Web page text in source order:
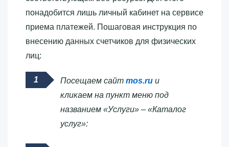
понадобится лишь личный кабинет на сервисе
приема платежей. Пошаговая инструкция по
внесению данных счетчиков для физических
лиц:
Посещаем сайт mos.ru и
кликаем на пункт меню под
названием «Услуги» – «Каталог
услуг»: